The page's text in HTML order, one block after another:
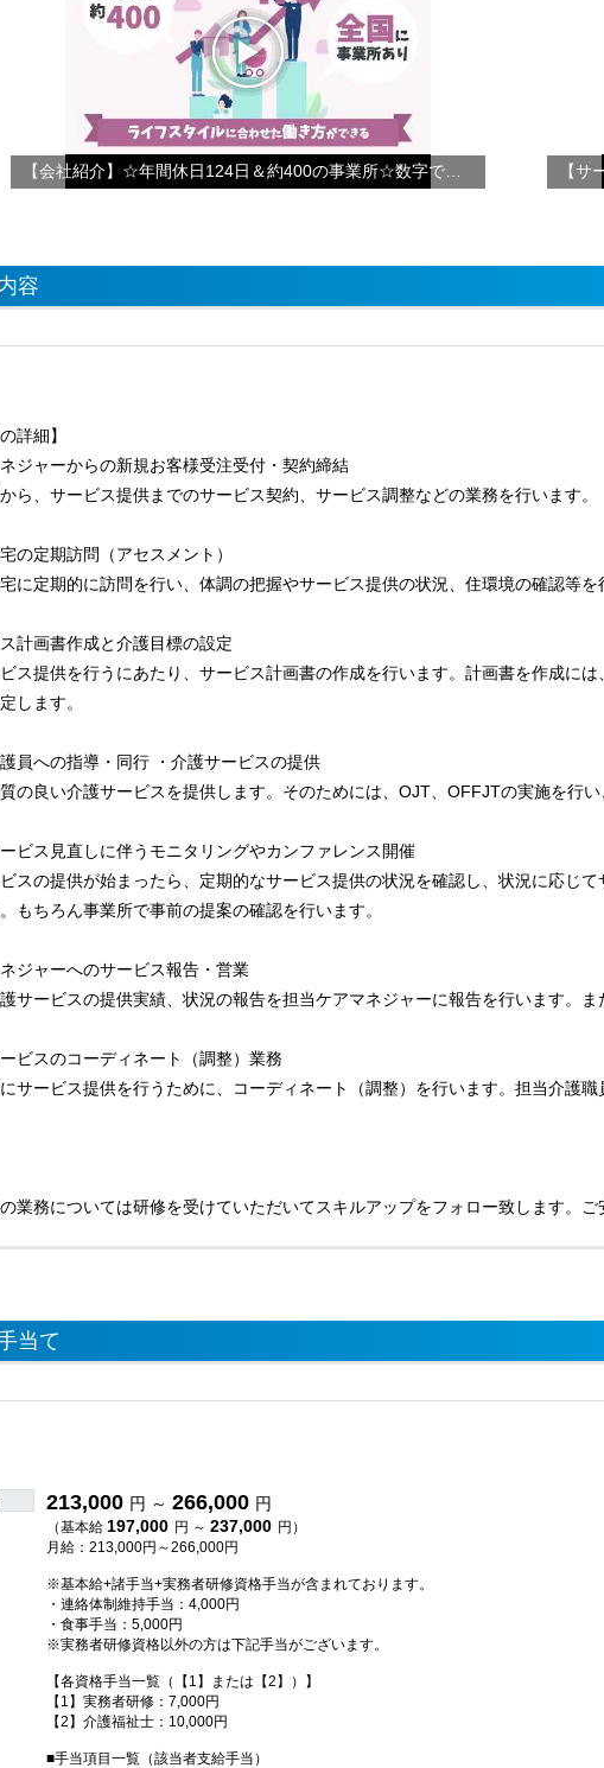
容
詳細】
ネジャーからの新規お客様受注受付・契約締結
ら、サービス提供までのサービス契約、サービス調整などの業務を行います。
の定期訪問（アセスメント）
に定期的に訪問を行い、体調の把握やサービス提供の状況、住環境の確認等
ス計画書作成と介護目標の設定
ス提供を行うにあたり、サービス計画書の作成を行います。計画書を作成に
します。
護員への指導・同行 ・介護サービスの提供
の良い介護サービスを提供します。そのためには、OJT、OFFJTの実施を行い
ービス見直しに伴うモニタリングやカンファレンス開催
スの提供が始まったら、定期的なサービス提供の状況を確認し、状況に応じ
もちろん事業所で事前の提案の確認を行います。
ネジャーへのサービス報告・営業
サービスの提供実績、状況の報告を担当ケアマネジャーに報告を行います。
ービスのコーディネート（調整）業務
サービス提供を行うために、コーディネート（調整）を行います。担当介護
業務については研修を受けていただいてスキルアップをフォロー致します。ご
当て
213,000 円 ～ 266,000 円
（基本給 197,000 円 ～ 237,000 円）
月給：213,000円～266,000円
※基本給+諸手当+実務者研修資格手当が含まれております。
・連絡体制維持手当：4,000円
・食事手当：5,000円
※実務者研修資格以外の方は下記手当がございます。
【各資格手当一覧（【1】または【2】）】
【1】実務者研修：7,000円
【2】介護福祉士：10,000円
■手当項目一覧（該当者支給手当）